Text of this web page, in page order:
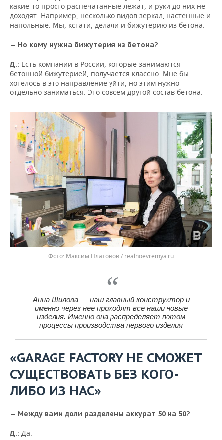
какие-то просто распечатанные лежат, и руки до них не
доходят. Например, несколько видов зеркал, настенные и
напольные. Мы, кстати, делали и бижутерию из бетона.
— Но кому нужна бижутерия из бетона?
Д.: Есть компании в России, которые занимаются
бетонной бижутерией, получается классно. Мне бы
хотелось в это направление уйти, но этим нужно
отдельно заниматься. Это совсем другой состав бетона.
Фото: Максим Платонов / realnoevremya.ru
Анна Шилова — наш главный конструктор и
именно через нее проходят все наши новые
изделия. Именно она распределяет потом
процессы производства первого изделия
«GARAGE FACTORY НЕ СМОЖЕТ
СУЩЕСТВОВАТЬ БЕЗ КОГО-
ЛИБО ИЗ НАС»
— Между вами доли разделены аккурат 50 на 50?
Д.: Да.